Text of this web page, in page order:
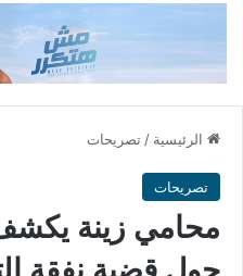
الرئيسية / تصريحات
تصريحات
محامي زينة